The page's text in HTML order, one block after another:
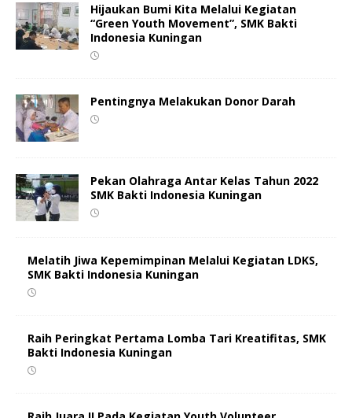
Hijaukan Bumi Kita Melalui Kegiatan
“Green Youth Movement”, SMK Bakti
Indonesia Kuningan
Pentingnya Melakukan Donor Darah
Pekan Olahraga Antar Kelas Tahun 2022
SMK Bakti Indonesia Kuningan
Melatih Jiwa Kepemimpinan Melalui Kegiatan LDKS,
SMK Bakti Indonesia Kuningan
Raih Peringkat Pertama Lomba Tari Kreatifitas, SMK
Bakti Indonesia Kuningan